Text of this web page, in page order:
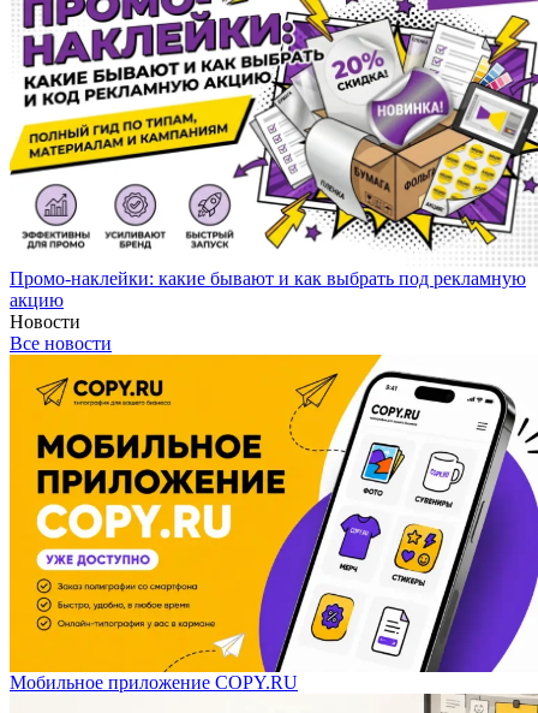
Промо-наклейки: какие бывают и как выбрать под рекламную
акцию
Новости
Все новости
Мобильное приложение COPY.RU